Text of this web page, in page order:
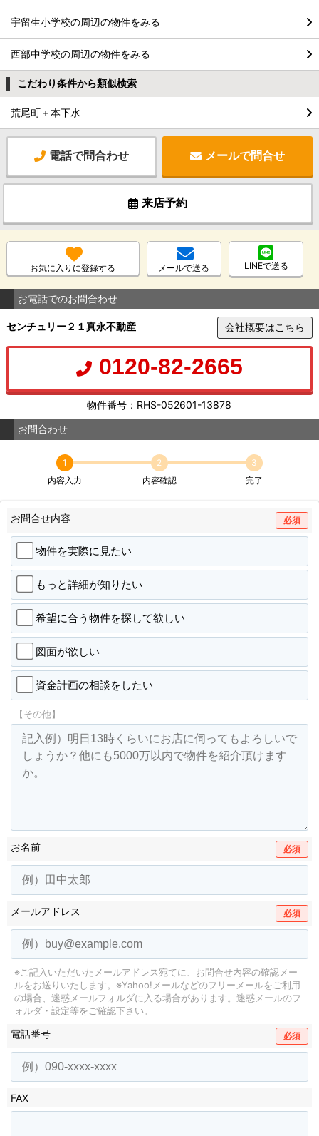
宇留生小学校の周辺の物件をみる
西部中学校の周辺の物件をみる
こだわり条件から類似検索
荒尾町＋本下水
電話で問合わせ メールで問合せ
来店予約
お気に入りに登録する メールで送る LINEで送る
お電話でのお問合わせ
センチュリー２１真永不動産 会社概要はこちら
0120-82-2665
物件番号：RHS-052601-13878
お問合わせ
1
内容入力
2
内容確認
3
完了
お問合せ内容 必須
物件を実際に見たい
もっと詳細が知りたい
希望に合う物件を探して欲しい
図面が欲しい
資金計画の相談をしたい
【その他】
お名前 必須
メールアドレス 必須
※ご記入いただいたメールアドレス宛てに、お問合せ内容の確認メー
ルをお送りいたします。 ※Yahoo!メールなどのフリーメールをご利用
の場合、迷惑メールフォルダに入る場合があります。 迷惑メールのフ
ォルダ・設定等をご確認下さい。
電話番号 必須
FAX